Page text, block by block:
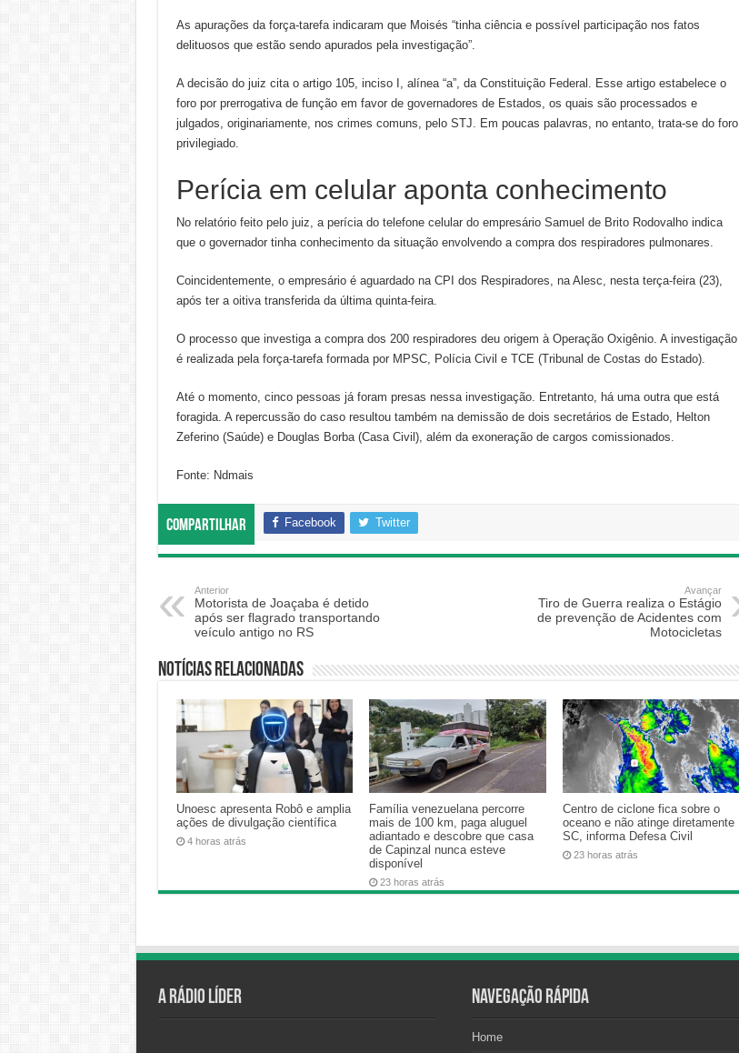
As apurações da força-tarefa indicaram que Moisés “tinha ciência e possível participação nos fatos
delituosos que estão sendo apurados pela investigação”.
A decisão do juiz cita o artigo 105, inciso I, alínea “a”, da Constituição Federal. Esse artigo estabelece o
foro por prerrogativa de função em favor de governadores de Estados, os quais são processados e
julgados, originariamente, nos crimes comuns, pelo STJ. Em poucas palavras, no entanto, trata-se do foro
privilegiado.
Perícia em celular aponta conhecimento
No relatório feito pelo juiz, a perícia do telefone celular do empresário Samuel de Brito Rodovalho indica
que o governador tinha conhecimento da situação envolvendo a compra dos respiradores pulmonares.
Coincidentemente, o empresário é aguardado na CPI dos Respiradores, na Alesc, nesta terça-feira (23),
após ter a oitiva transferida da última quinta-feira.
O processo que investiga a compra dos 200 respiradores deu origem à Operação Oxigênio. A investigação
é realizada pela força-tarefa formada por MPSC, Polícia Civil e TCE (Tribunal de Costas do Estado).
Até o momento, cinco pessoas já foram presas nessa investigação. Entretanto, há uma outra que está
foragida. A repercussão do caso resultou também na demissão de dois secretários de Estado, Helton
Zeferino (Saúde) e Douglas Borba (Casa Civil), além da exoneração de cargos comissionados.
Fonte: Ndmais
Compartilhar Facebook Twitter
Anterior
Motorista de Joaçaba é detido
após ser flagrado transportando
veículo antigo no RS
Avançar
Tiro de Guerra realiza o Estágio
de prevenção de Acidentes com
Motocicletas
Notícias relacionadas
Unoesc apresenta Robô e amplia
ações de divulgação científica
4 horas atrás
Família venezuelana percorre
mais de 100 km, paga aluguel
adiantado e descobre que casa
de Capinzal nunca esteve
disponível
23 horas atrás
Centro de ciclone fica sobre o
oceano e não atinge diretamente
SC, informa Defesa Civil
23 horas atrás
A Rádio Líder Navegação Rápida
Home